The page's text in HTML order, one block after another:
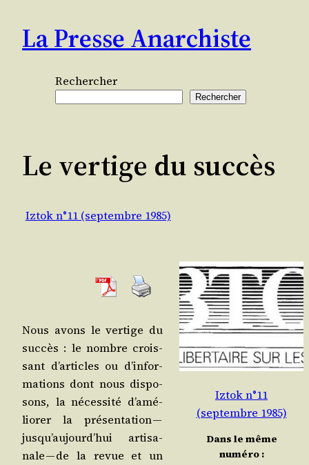
contenu
La Presse Anarchiste
Rechercher
Rechercher
Le vertige du succès
Iztok n°11 (septembre 1985)
Nous avons le ver­tige du
suc­cès : le nombre crois­
sant d’ar­ticles ou d’in­for­
ma­tions dont nous dis­po­
sons, la néces­si­té d’a­mé­
lio­rer la pré­sen­ta­tion —
jus­qu’au­jourd’­hui arti­sa­
nale — de la revue et un
Iztok n°11
(septembre 1985)
Dans le même
numéro :